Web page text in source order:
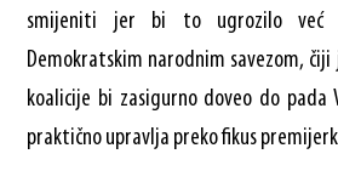
smijeniti jer bi to ugrozilo već
Demokratskim narodnim savezom, čiji
koalicije bi zasigurno doveo do pada
praktično upravlja preko fikus